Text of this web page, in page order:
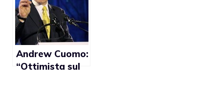
approvare il
matrimonio
gay”
Andrew Cuomo:
“Ottimista sul